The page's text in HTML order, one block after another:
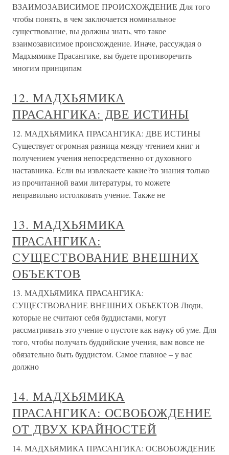
ВЗАИМОЗАВИСИМОЕ ПРОИСХОЖДЕНИЕ Для того
чтобы понять, в чем заключается номинальное
существование, вы должны знать, что такое
взаимозависимое происхождение. Иначе, рассуждая о
Мадхьямике Прасангике, вы будете противоречить
многим принципам
12. МАДХЬЯМИКА
ПРАСАНГИКА: ДВЕ ИСТИНЫ
12. МАДХЬЯМИКА ПРАСАНГИКА: ДВЕ ИСТИНЫ
Существует огромная разница между чтением книг и
получением учения непосредственно от духовного
наставника. Если вы извлекаете какие?то знания только
из прочитанной вами литературы, то можете
неправильно истолковать учение. Также не
13. МАДХЬЯМИКА
ПРАСАНГИКА:
СУЩЕСТВОВАНИЕ ВНЕШНИХ
ОБЪЕКТОВ
13. МАДХЬЯМИКА ПРАСАНГИКА:
СУЩЕСТВОВАНИЕ ВНЕШНИХ ОБЪЕКТОВ Люди,
которые не считают себя буддистами, могут
рассматривать это учение о пустоте как науку об уме. Для
того, чтобы получать буддийские учения, вам вовсе не
обязательно быть буддистом. Самое главное – у вас
должно
14. МАДХЬЯМИКА
ПРАСАНГИКА: ОСВОБОЖДЕНИЕ
ОТ ДВУХ КРАЙНОСТЕЙ
14. МАДХЬЯМИКА ПРАСАНГИКА: ОСВОБОЖДЕНИЕ